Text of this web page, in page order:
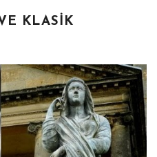
KLASIK